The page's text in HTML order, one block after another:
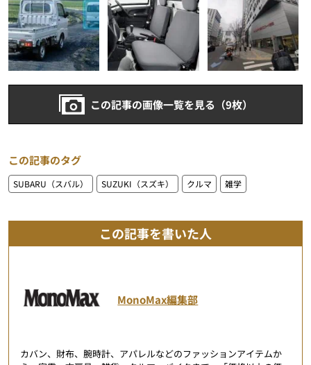
この記事の画像一覧を見る（9枚）
この記事のタグ
SUBARU（スバル） SUZUKI（スズキ） クルマ 雑学
この記事を書いた人
MonoMax編集部
カバン、財布、腕時計、アパレルなどのファッションアイテムか